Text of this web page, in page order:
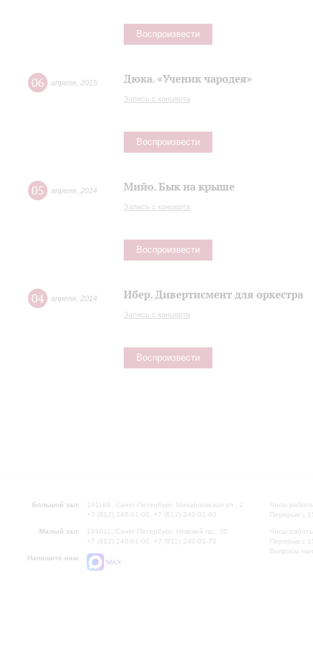
Воспроизвести
06 апреля 2015 Дюка. «Ученик чародея»
Запись с концерта
Воспроизвести
05 апреля 2014 Мийо. Бык на крыше
Запись с концерта
Воспроизвести
04 апреля 2014 Ибер. Дивертисмент для оркестра
Запись с концерта
Воспроизвести
Большой зал:
191186, Санкт-Петербург, Михайловская ул., 2
+7 (812) 240-01-00, +7 (812) 240-01-80
Малый зал:
191011, Санкт-Петербург, Невский пр., 30
+7 (812) 240-01-00, +7 (812) 240-01-70
Напишите нам:
MAX
Часы
Перерыв с
Часы
Перерыв с
Вопросы